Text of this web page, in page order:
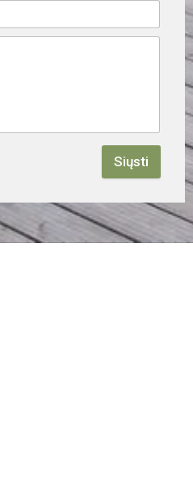
Siųsti